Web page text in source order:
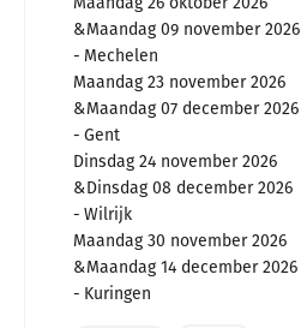
Maandag 09 november 2026
Mechelen
Maandag 23 november 2026
Maandag 07 december 2026
Gent
Dinsdag 24 november 2026
Dinsdag 08 december 2026
Wilrijk
Maandag 30 november 2026
Maandag 14 december 2026
Kuringen